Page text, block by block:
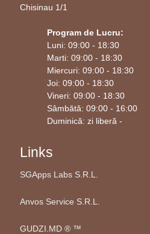
Chisinau 1/1
Program de Lucru:
Luni: 09:00 - 18:30
Marti: 09:00 - 18:30
Miercuri: 09:00 - 18:30
Joi: 09:00 - 18:30
Vineri: 09:00 - 18:30
Sâmbătă: 09:00 - 16:00
Duminică: zi liberă -
Links
SGApps Labs S.R.L.
Anvos Service S.R.L.
GUDZI.MD ®️ ™️